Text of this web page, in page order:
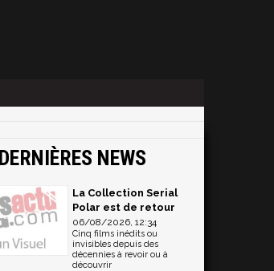
NEWS
La Collection Serial
Polar est de retour
06/08/2026, 12:34
Cinq films inédits ou
invisibles depuis des
décennies à revoir ou à
découvrir